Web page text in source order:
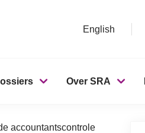
English
Over SRA
accountantscontrole